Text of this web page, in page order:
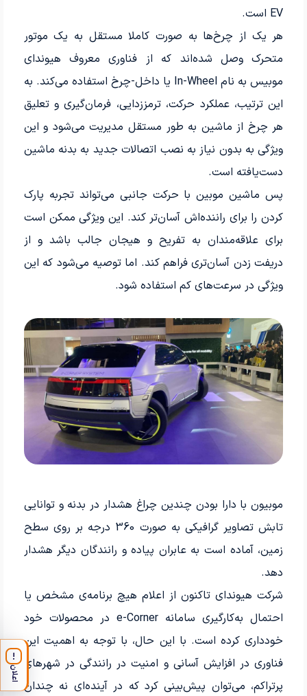
EV است.
هر یک از چرخ‌ها به صورت کاملا مستقل به یک موتور
متحرک وصل شده‌اند که از فناوری معروف هیوندای
موبیس به نام In-Wheel یا داخل-چرخ استفاده می‌کند. به
این ترتیب، عملکرد حرکت، ترمز‌زدایی، فرمان‌گیری و تعلیق
هر چرخ از ماشین به طور مستقل مدیریت می‌شود و این
ویژگی به بدون نیاز به نصب اتصالات جدید به بدنه ماشین
دست‌یافته است.
پس ماشین موبین با حرکت جانبی می‌تواند تجربه پارک
کردن را برای راننده‌اش آسان‌تر کند. این ویژگی ممکن است
برای علاقه‌مندان به تفریح و هیجان جالب باشد و از
دریفت زدن آسان‌تری فراهم کند. اما توصیه می‌شود که این
ویژگی در سرعت‌های کم استفاده شود.
موبیون با دارا بودن چندین چراغ هشدار در بدنه و توانایی
تابش تصاویر گرافیکی به صورت 360 درجه بر روی سطح
زمین، آماده است به عابران پیاده و رانندگان دیگر هشدار
دهد.
شرکت هیوندای تاکنون از اعلام هیچ برنامه‌ی مشخص یا
احتمال به‌کارگیری سامانه e-Corner در محصولات خود
خودداری کرده است. با این حال، با توجه به اهمیت این
فناوری در افزایش آسانی و امنیت در رانندگی در شهرهای
پرتراکم، می‌توان پیش‌بینی کرد که در آینده‌ای نه چندان
!
اعلان